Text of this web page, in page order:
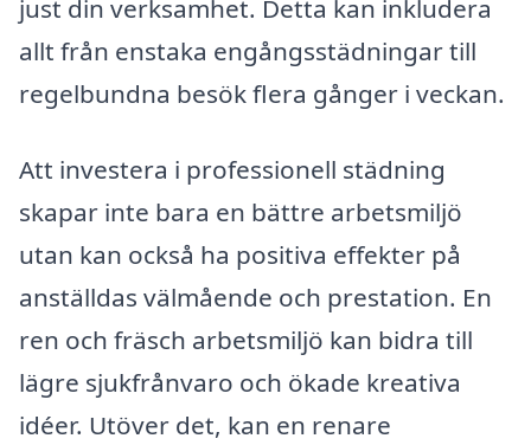
just din verksamhet. Detta kan inkludera
allt från enstaka engångsstädningar till
regelbundna besök flera gånger i veckan.
Att investera i professionell städning
skapar inte bara en bättre arbetsmiljö
utan kan också ha positiva effekter på
anställdas välmående och prestation. En
ren och fräsch arbetsmiljö kan bidra till
lägre sjukfrånvaro och ökade kreativa
idéer. Utöver det, kan en renare